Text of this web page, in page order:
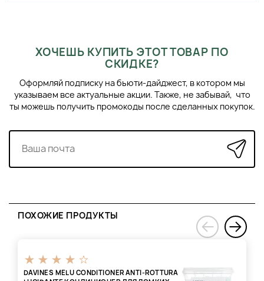
ХОЧЕШЬ КУПИТЬ ЭТОТ ТОВАР ПО
СКИДКЕ?
Оформляй подписку на бьюти-дайджест, в котором мы
указываем все актуальные акции. Также, не забывай, что
ты можешь получить промокоды после сделанных покупок.
ПОХОЖИЕ ПРОДУКТЫ
DAVINES MELU CONDITIONER ANTI-ROTTURA
‹
›